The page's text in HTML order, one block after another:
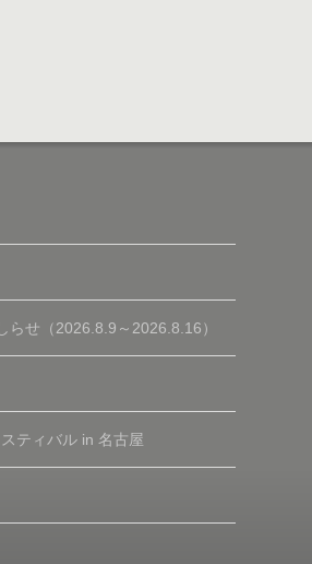
せ（2026.8.9～2026.8.16）
ティバル in 名古屋